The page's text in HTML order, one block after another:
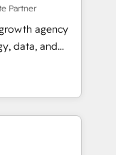
marketing,
framework
to help
stronger.
Partner
agency
data, and
Founded in
LATAM, and
in building
success
human insight